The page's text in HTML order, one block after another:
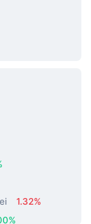
Reală
1.32%